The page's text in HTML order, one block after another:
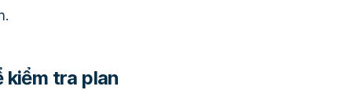
kiểm tra plan